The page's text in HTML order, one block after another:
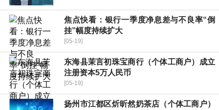
焦点快看：银行一季度净息差与不良率“倒
挂”幅度持续扩大
[05-19]
东海县茉言初珠宝商行（个体工商户）成立
注册资本5万人民币
[05-19]
扬州市江都区炘昕然奶茶店（个体工商户）